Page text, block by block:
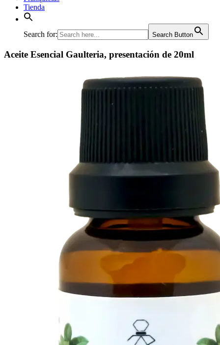
Tienda
Search for: Search Button
Aceite Esencial Gaulteria, presentación de 20ml